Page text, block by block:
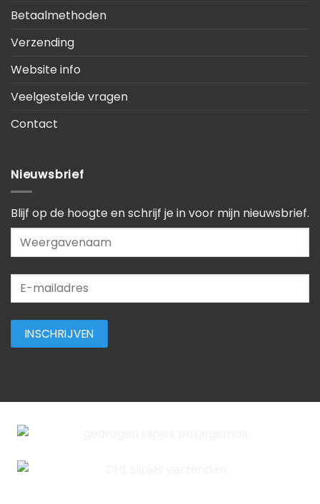
Betaalmethoden
Verzending
Website info
Veelgestelde vragen
Contact
Nieuwsbrief
Blijf op de hoogte en schrijf je in voor mijn nieuwsbrief.